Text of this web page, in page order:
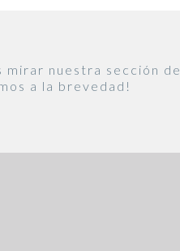
nuestra sección de
a la brevedad!